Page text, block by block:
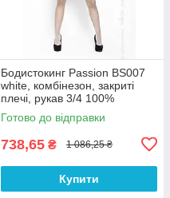
Бодистокинг Passion BS007
white, комбінезон, закриті
плечі, рукав 3/4 100%
Анонімності
Готово до відправки
738,65 ₴ 1 086,25 ₴
Купити